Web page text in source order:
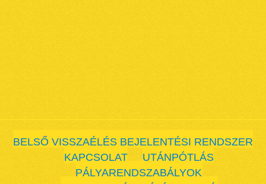
BELSŐ VISSZAÉLÉS BEJELENTÉSI RENDSZER
KAPCSOLAT
UTÁNPÓTLÁS
PÁLYARENDSZABÁLYOK